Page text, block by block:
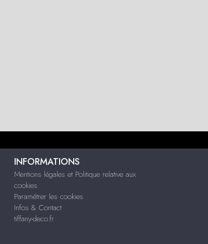
INFORMATIONS
Mentions légales et Politique relative aux
cookies
Paramétrer les cookies
Infos & Contact
tiffany-deco.fr